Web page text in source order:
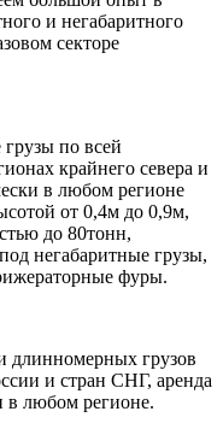
и негабаритного
секторе
по всей
крайнего севера и
в любом регионе
от 0,4м до 0,9м,
до 80тонн,
негабаритные грузы,
фуры.
длинномерных грузов
и стран СНГ, аренда
в любом регионе.